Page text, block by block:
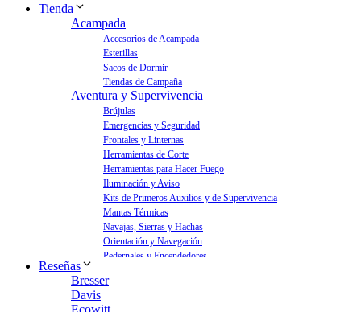
Tienda
Acampada
Accesorios de Acampada
Esterillas
Sacos de Dormir
Tiendas de Campaña
Aventura y Supervivencia
Brújulas
Emergencias y Seguridad
Frontales y Linternas
Herramientas de Corte
Herramientas para Hacer Fuego
Iluminación y Aviso
Kits de Primeros Auxilios y de Supervivencia
Mantas Térmicas
Navajas, Sierras y Hachas
Orientación y Navegación
Pedernales y Encendedores
Aves y Jardín
Bebederos para Aves
Reseñas
Bresser
Davis
Ecowitt